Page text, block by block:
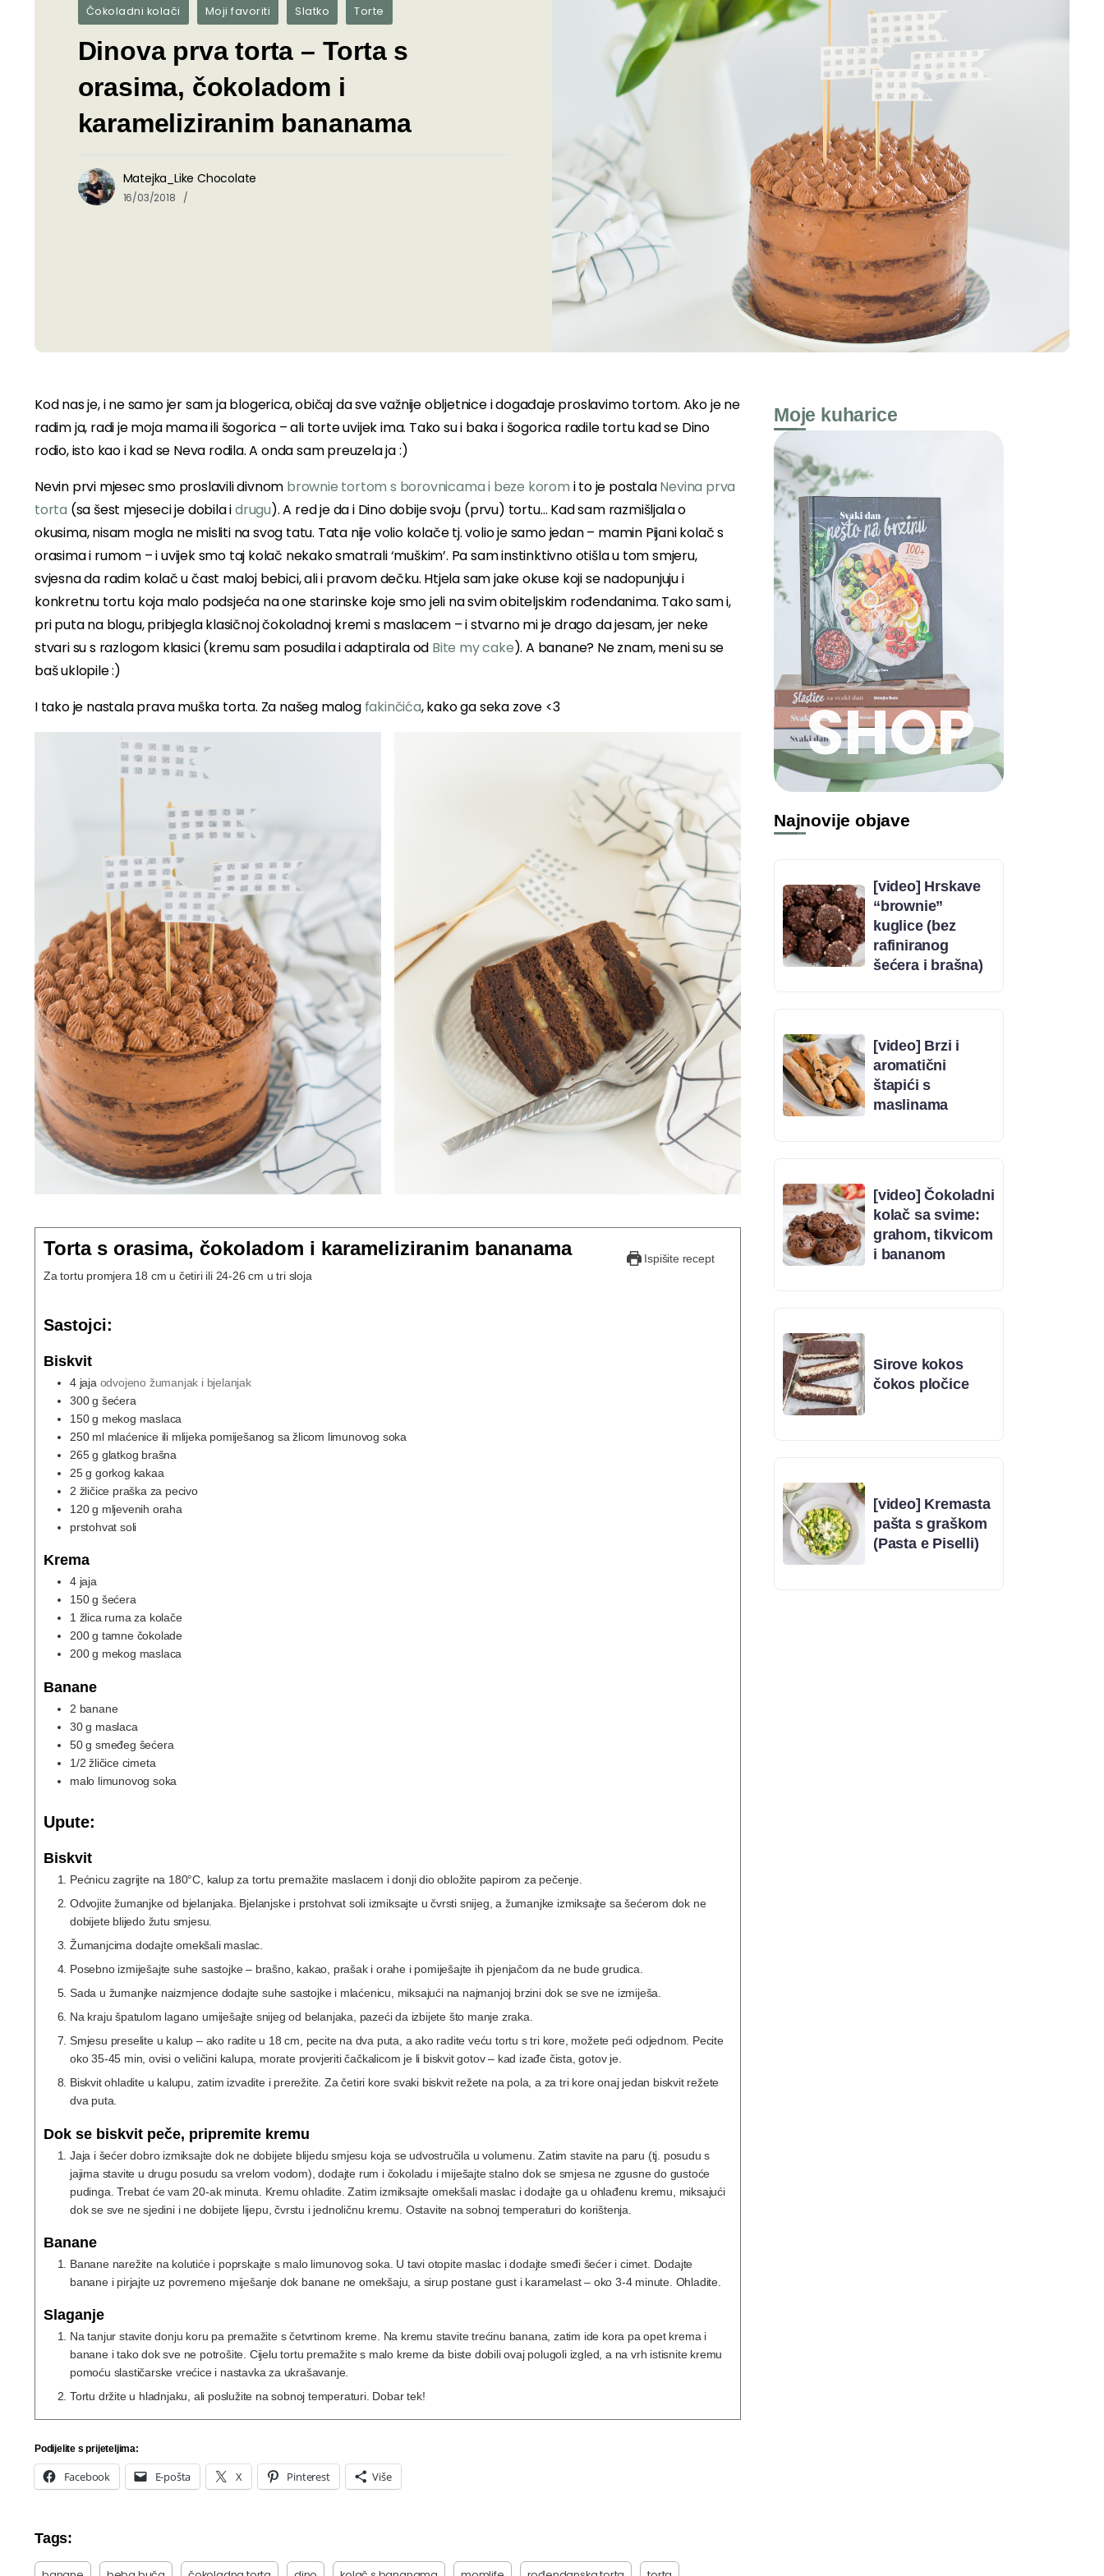
Čokoladni kolači Moji favoriti Slatko Torte
Dinova prva torta – Torta s
orasima, čokoladom i
karameliziranim bananama
Matejka_Like Chocolate
16/03/2018
Kod nas je, i ne samo jer sam ja blogerica, običaj da sve važnije obljetnice i događaje proslavimo tortom. Ako je ne
radim ja, radi je moja mama ili šogorica – ali torte uvijek ima. Tako su i baka i šogorica radile tortu kad se Dino
rodio, isto kao i kad se Neva rodila. A onda sam preuzela ja :)
Nevin prvi mjesec smo proslavili divnom brownie tortom s borovnicama i beze korom i to je postalaNevina prva
torta (sa šest mjeseci je dobila idrugu). A red je da i Dino dobije svoju (prvu) tortu… Kad sam razmišljala o
okusima, nisam mogla ne misliti na svog tatu. Tata nije volio kolače tj. volio je samo jedan – mamin Pijani kolač s
orasima i rumom – i uvijek smo taj kolač nekako smatrali ‘muškim’. Pa sam instinktivno otišla u tom smjeru,
svjesna da radim kolač u čast maloj bebici, ali i pravom dečku. Htjela sam jake okuse koji se nadopunjuju i
konkretnu tortu koja malo podsjeća na one starinske koje smo jeli na svim obiteljskim rođendanima. Tako sam i,
pri puta na blogu, pribjegla klasičnoj čokoladnoj kremi s maslacem – i stvarno mi je drago da jesam, jer neke
stvari su s razlogom klasici (kremu sam posudila i adaptirala od Bite my cake). A banane? Ne znam, meni su se
baš uklopile :)
I tako je nastala prava muška torta. Za našeg malog fakinčića, kako ga seka zove <3
Ispišite recept
Torta s orasima, čokoladom i karameliziranim bananama
Za tortu promjera 18 cm u četiri ili 24-26 cm u tri sloja
Sastojci:
Biskvit
4 jaja odvojeno žumanjak i bjelanjak
300 g šećera
150 g mekog maslaca
250 ml mlaćenice ili mlijeka pomiješanog sa žlicom limunovog soka
265 g glatkog brašna
25 g gorkog kakaa
2 žličice praška za pecivo
120 g mljevenih oraha
prstohvat soli
Krema
4 jaja
150 g šećera
1 žlica ruma za kolače
200 g tamne čokolade
200 g mekog maslaca
Banane
2 banane
30 g maslaca
50 g smeđeg šećera
1/2 žličice cimeta
malo limunovog soka
Upute:
Biskvit
Pećnicu zagrijte na 180°C, kalup za tortu premažite maslacem i donji dio obložite papirom za pečenje.
Odvojite žumanjke od bjelanjaka. Bjelanjske i prstohvat soli izmiksajte u čvrsti snijeg, a žumanjke izmiksajte sa šećerom dok ne
dobijete blijedo žutu smjesu.
Žumanjcima dodajte omekšali maslac.
Posebno izmiješajte suhe sastojke – brašno, kakao, prašak i orahe i pomiješajte ih pjenjačom da ne bude grudica.
Sada u žumanjke naizmjence dodajte suhe sastojke i mlaćenicu, miksajući na najmanjoj brzini dok se sve ne izmiješa.
Na kraju špatulom lagano umiješajte snijeg od belanjaka, pazeći da izbijete što manje zraka.
Smjesu preselite u kalup – ako radite u 18 cm, pecite na dva puta, a ako radite veću tortu s tri kore, možete peći odjednom. Pecite
oko 35-45 min, ovisi o veličini kalupa, morate provjeriti čačkalicom je li biskvit gotov – kad izađe čista, gotov je.
Biskvit ohladite u kalupu, zatim izvadite i prerežite. Za četiri kore svaki biskvit režete na pola, a za tri kore onaj jedan biskvit režete
dva puta.
Dok se biskvit peče, pripremite kremu
Jaja i šećer dobro izmiksajte dok ne dobijete blijedu smjesu koja se udvostručila u volumenu. Zatim stavite na paru (tj. posudu s
jajima stavite u drugu posudu sa vrelom vodom), dodajte rum i čokoladu i miješajte stalno dok se smjesa ne zgusne do gustoće
pudinga. Trebat će vam 20-ak minuta. Kremu ohladite. Zatim izmiksajte omekšali maslac i dodajte ga u ohlađenu kremu, miksajući
dok se sve ne sjedini i ne dobijete lijepu, čvrstu i jednoličnu kremu. Ostavite na sobnoj temperaturi do korištenja.
Banane
Banane narežite na kolutiće i poprskajte s malo limunovog soka. U tavi otopite maslac i dodajte smeđi šećer i cimet. Dodajte
banane i pirjajte uz povremeno miješanje dok banane ne omekšaju, a sirup postane gust i karamelast – oko 3-4 minute. Ohladite.
Slaganje
Na tanjur stavite donju koru pa premažite s četvrtinom kreme. Na kremu stavite trećinu banana, zatim ide kora pa opet krema i
banane i tako dok sve ne potrošite. Cijelu tortu premažite s malo kreme da biste dobili ovaj polugoli izgled, a na vrh istisnite kremu
pomoću slastičarske vrećice i nastavka za ukrašavanje.
Tortu držite u hladnjaku, ali poslužite na sobnoj temperaturi. Dobar tek!
Podijelite s prijeteljima:
Facebook E-pošta X Pinterest Više
Tags:
Moje kuharice
SHOP
Najnovije objave
[video] Hrskave
“brownie”
kuglice (bez
rafiniranog
šećera i brašna)
[video] Brzi i
aromatični
štapići s
maslinama
[video] Čokoladni
kolač sa svime:
grahom, tikvicom
i bananom
Sirove kokos
čokos pločice
[video] Kremasta
pašta s graškom
(Pasta e Piselli)